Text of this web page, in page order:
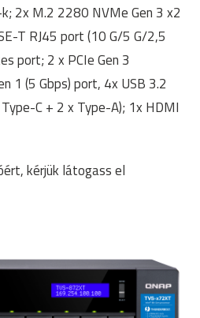
2x M.2 2280 NVMe Gen 3 x2
T RJ45 port (10 G/5 G/2,5
port; 2 x PCIe Gen 3
1 (5 Gbps) port, 4x USB 3.2
C + 2 x Type-A); 1x HDMI
kérjük látogass el